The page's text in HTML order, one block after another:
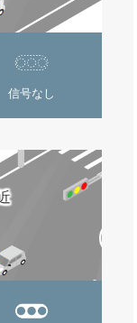
信号なし